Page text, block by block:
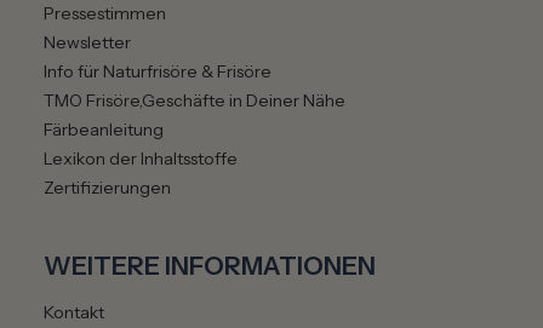
Pressestimmen
Newsletter
Info für Naturfrisöre & Frisöre
TMO Frisöre,Geschäfte in Deiner Nähe
Färbeanleitung
Lexikon der Inhaltsstoffe
Zertifizierungen
WEITERE INFORMATIONEN
Kontakt